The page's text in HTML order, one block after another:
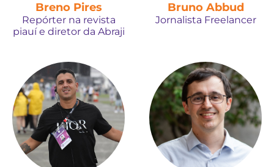
Breno Pires
Repórter na revista
piauí e diretor da Abraji
Bruno Abbud
Jornalista Freelancer